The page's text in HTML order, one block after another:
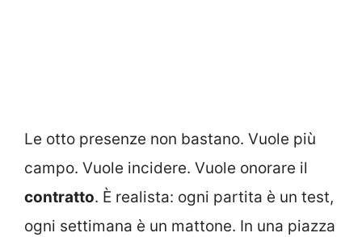
Le otto presenze non bastano. Vuole più
campo. Vuole incidere. Vuole onorare il
contratto. È realista: ogni partita è un test,
ogni settimana è un mattone. In una piazza